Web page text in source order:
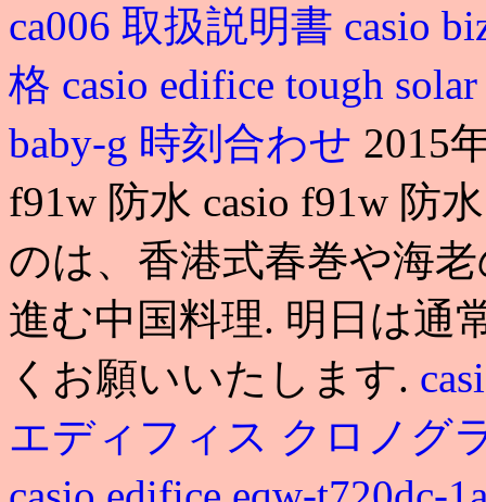
ca006 取扱説明書 casio
格 casio edifice tough
baby-g 時刻合わせ 2015
f91w 防水 casio f91w 防
のは、香港式春巻や海
進む中国料理. 明日は通
くお願いいたします.
エディフィス クロノグ